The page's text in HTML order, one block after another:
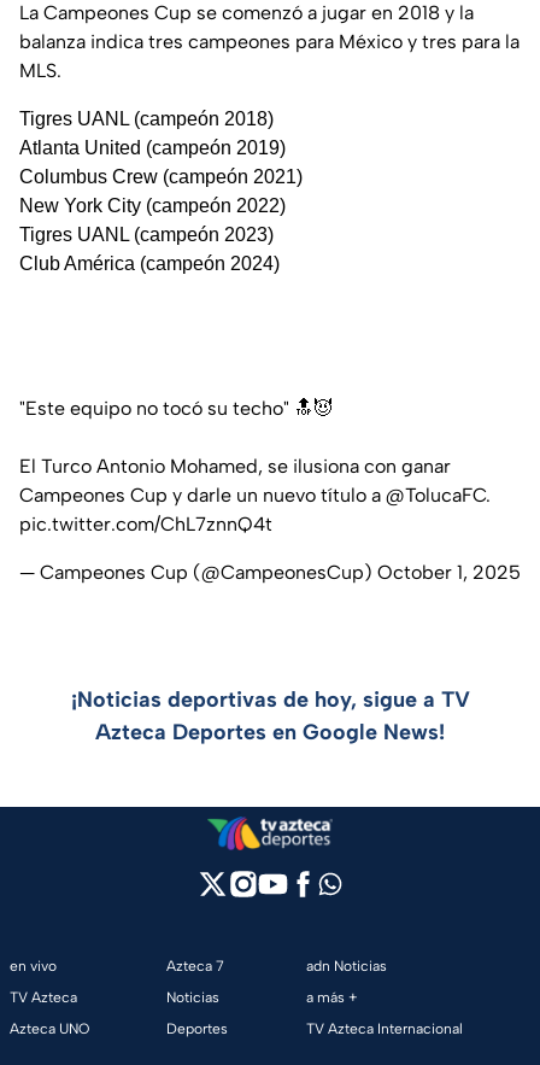
La Campeones Cup se comenzó a jugar en 2018 y la
balanza indica tres campeones para México y tres para la
MLS.
Tigres UANL (campeón 2018)
Atlanta United (campeón 2019)
Columbus Crew (campeón 2021)
New York City (campeón 2022)
Tigres UANL (campeón 2023)
Club América (campeón 2024)
"Este equipo no tocó su techo" 🔝😈
El Turco Antonio Mohamed, se ilusiona con ganar
Campeones Cup y darle un nuevo título a @TolucaFC.
pic.twitter.com/ChL7znnQ4t
— Campeones Cup (@CampeonesCup) October 1, 2025
¡Noticias deportivas de hoy, sigue a TV
Azteca Deportes en Google News!
en vivo
TV Azteca
Azteca UNO
Azteca 7
Noticias
Deportes
adn Noticias
a más +
TV Azteca Internacional